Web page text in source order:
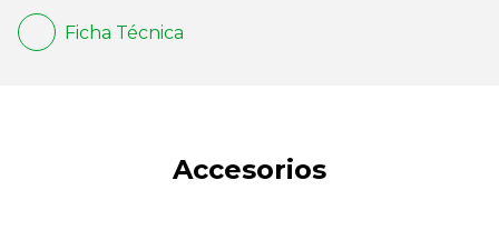
Ficha Técnica
Accesorios